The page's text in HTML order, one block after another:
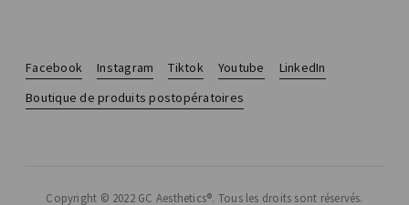
Facebook Instagram Tiktok Youtube
LinkedIn
Boutique de produits postopératoires
Copyright © 2022 GC Aesthetics®. Tous les droits sont réservés.